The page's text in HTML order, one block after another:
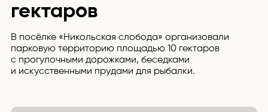
гектаров
В посёлке «Никольская слобода» организовали
парковую территорию площадью 10 гектаров
с прогулочными дорожками, беседками
и искусственными прудами для рыбалки.